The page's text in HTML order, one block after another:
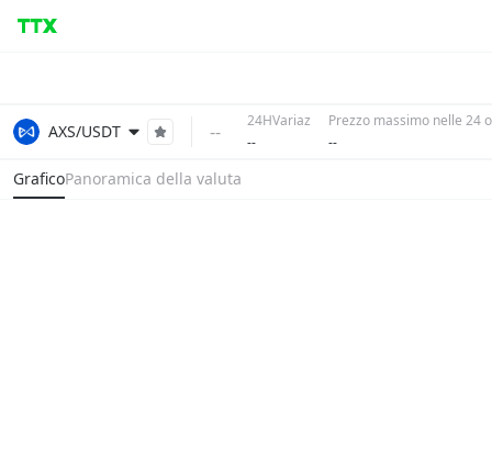
AXS/USDT --
24HVariaz
--
Prezzo massimo nelle 24
--
GraficoPanoramica della valuta